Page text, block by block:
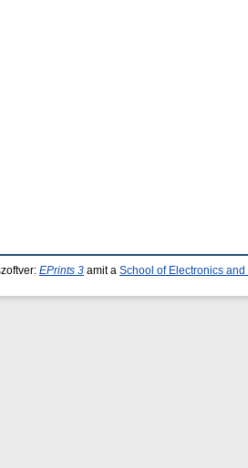
EPrints 3 amit a School of Electronics